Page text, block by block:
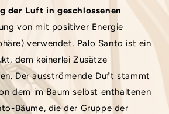
der Luft in geschlossenen
von mit positiver Energie
verwendet. Palo Santo ist ein
dem keinerlei Zusätze
Der ausströmende Duft stammt
dem im Baum selbst enthaltenen
Bäume, die der Gruppe der